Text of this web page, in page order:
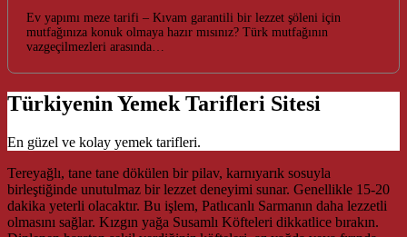
Ev yapımı meze tarifi – Kıvam garantili bir lezzet şöleni için
mutfağınıza konuk olmaya hazır mısınız? Türk mutfağının
vazgeçilmezleri arasında…
Türkiyenin Yemek Tarifleri Sitesi
En güzel ve kolay yemek tarifleri.
Tereyağlı, tane tane dökülen bir pilav, karnıyarık sosuyla
birleştiğinde unutulmaz bir lezzet deneyimi sunar. Genellikle 15-20
dakika yeterli olacaktır. Bu işlem, Patlıcanlı Sarmanın daha lezzetli
olmasını sağlar. Kızgın yağa Susamlı Köfteleri dikkatlice bırakın.